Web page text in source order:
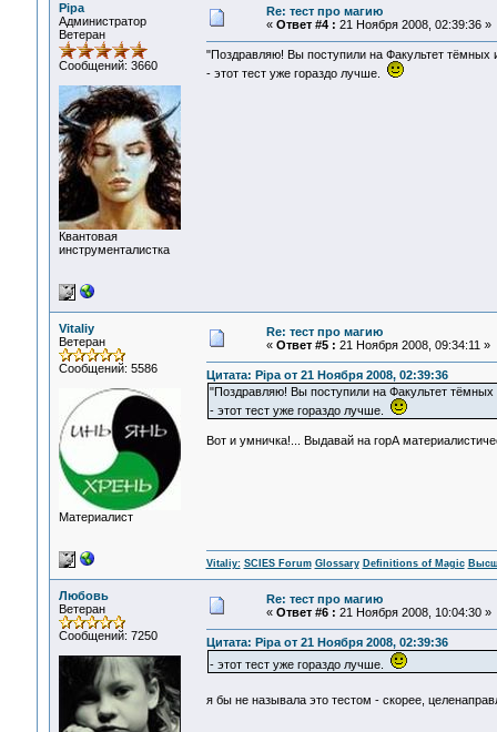
Pipa
Администратор
Ветеран
Сообщений: 3660
Квантовая
инструменталистка
Re: тест про магию
« Ответ #4 : 21 Ноября 2008, 02:39:36 »
"Поздравляю! Вы поступили на Факультет тёмных
- этот тест уже гораздо лучше.
Vitaliy
Ветеран
Сообщений: 5586
Материалист
Re: тест про магию
« Ответ #5 : 21 Ноября 2008, 09:34:11 »
Цитата: Pipa от 21 Ноября 2008, 02:39:36
"Поздравляю! Вы поступили на Факультет
- этот тест уже гораздо лучше.
Вот и умничка!... Выдавай на горА
Vitaliy: SCIES Forum Glossary Definitions of Magic
Любовь
Ветеран
Сообщений: 7250
Re: тест про магию
« Ответ #6 : 21 Ноября 2008, 10:04:30 »
Цитата: Pipa от 21 Ноября 2008, 02:39:36
- этот тест уже гораздо лучше.
я бы не называла это тестом - скорее,